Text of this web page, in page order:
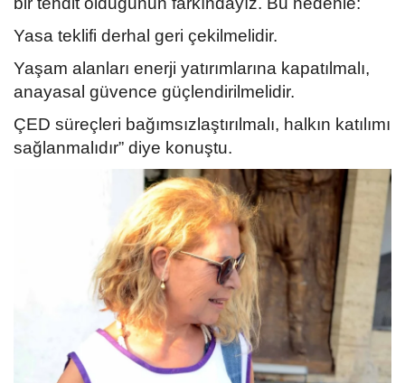
Yasa teklifi derhal geri çekilmelidir.
Yaşam alanları enerji yatırımlarına kapatılmalı,
anayasal güvence güçlendirilmelidir.
ÇED süreçleri bağımsızlaştırılmalı, halkın katılımı
sağlanmalıdır” diye konuştu.